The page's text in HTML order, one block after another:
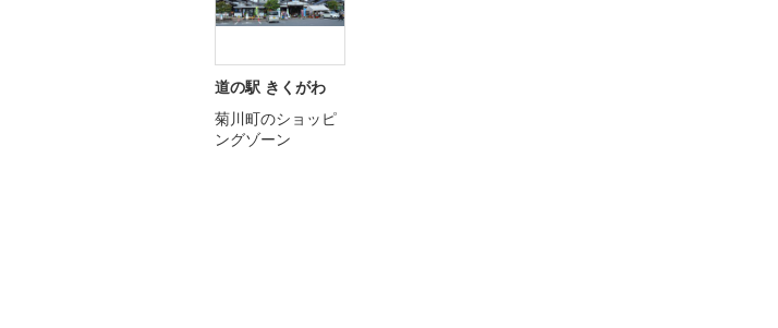
道の駅 きくがわ
菊川町のショッピ
ングゾーン